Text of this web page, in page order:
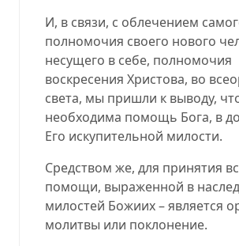
И, в связи, с облечением
полномочия своего нового
несущего в себе, полномочия
воскресения Христова, во
света, мы пришли к выводу,
необходима помощь Бога, в
Его искупительной милости.
Средством же, для принятия
помощи, выраженной в
милостей Божиих – является
молитвы или поклонение.